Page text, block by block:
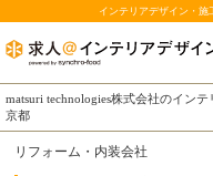
インテリアデザイン・施
matsuri technologies株式会社のイン
京都
リフォーム・内装会社